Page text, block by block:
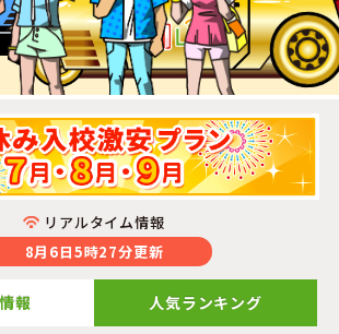
リアルタイム情報
8月6日5時27分更新
報 人気ランキング